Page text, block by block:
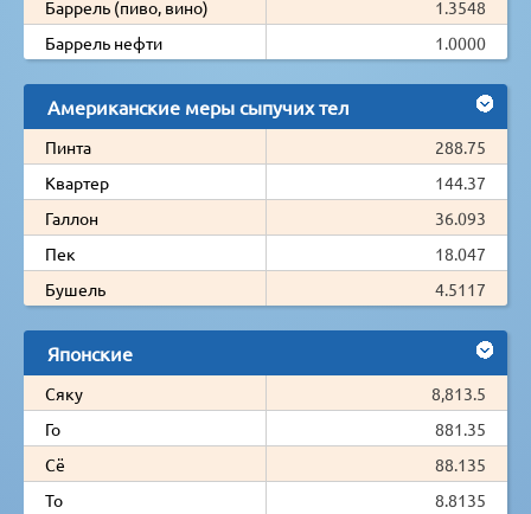
Баррель (пиво, вино)
1.3548
Баррель нефти
1.0000
Американские меры сыпучих тел
Пинта
288.75
Квартер
144.37
Галлон
36.093
Пек
18.047
Бушель
4.5117
Японские
Сяку
8,813.5
Го
881.35
Сё
88.135
То
8.8135